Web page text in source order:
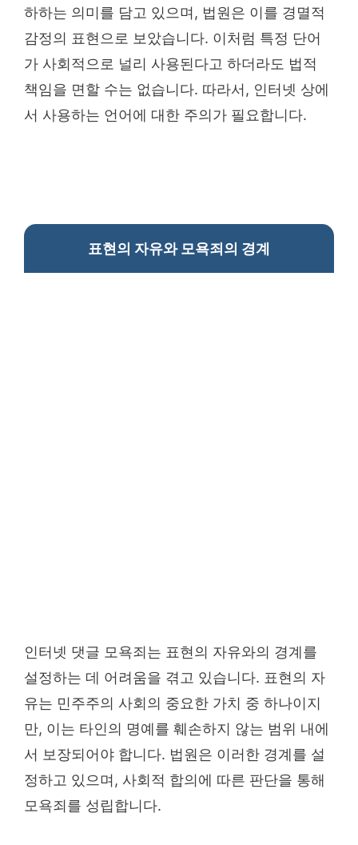
하하는 의미를 담고 있으며, 법원은 이를 경멸적
감정의 표현으로 보았습니다. 이처럼 특정 단어
가 사회적으로 널리 사용된다고 하더라도 법적
책임을 면할 수는 없습니다. 따라서, 인터넷 상에
서 사용하는 언어에 대한 주의가 필요합니다.
표현의 자유와 모욕죄의 경계
인터넷 댓글 모욕죄는 표현의 자유와의 경계를
설정하는 데 어려움을 겪고 있습니다. 표현의 자
유는 민주주의 사회의 중요한 가치 중 하나이지
만, 이는 타인의 명예를 훼손하지 않는 범위 내에
서 보장되어야 합니다. 법원은 이러한 경계를 설
정하고 있으며, 사회적 합의에 따른 판단을 통해
모욕죄를 성립합니다.